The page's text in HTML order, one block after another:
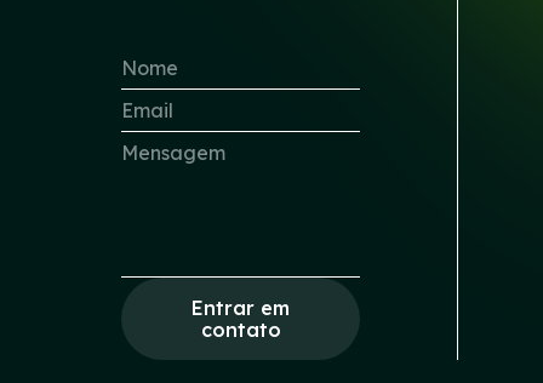
Entrar em
contato